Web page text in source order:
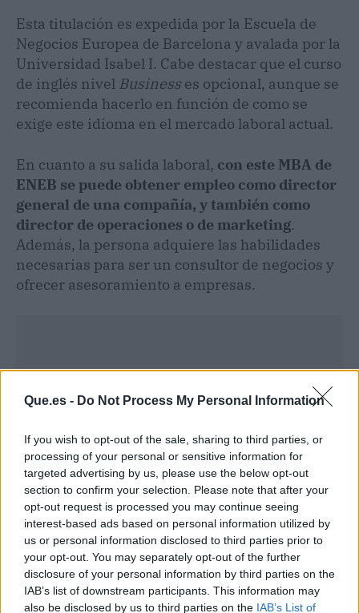
Que.es - Do Not Process My Personal Information
If you wish to opt-out of the sale, sharing to third parties, or
processing of your personal or sensitive information for
targeted advertising by us, please use the below opt-out
section to confirm your selection. Please note that after your
opt-out request is processed you may continue seeing
interest-based ads based on personal information utilized by
us or personal information disclosed to third parties prior to
your opt-out. You may separately opt-out of the further
disclosure of your personal information by third parties on the
IAB’s list of downstream participants. This information may
also be disclosed by us to third parties on the IAB’s List of
Esta titulación es expedida por la Escuela de
Negocios Europea de Barcelona y avalada por la
Universidad Isabel I. Cabe destacar que el curso
de inglés nivel Businesses opcional, aunque se
recomienda hacerlo en función de como se
exige este idioma en el mercado laboral actual.
En cuanto a su salida laboral, con este MBA de
ENEB se puede obtener empleo como director
general de una compañía, y también como
director de operaciones o de marketing.
Además, la persona adquiere las habilidades
necesarias para ser un consultor de negocios y
ofrecer asesoramiento a empresas.
Publicidad